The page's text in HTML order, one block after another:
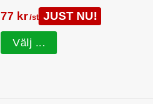
77 kr /st JUST NU!
Välj ...